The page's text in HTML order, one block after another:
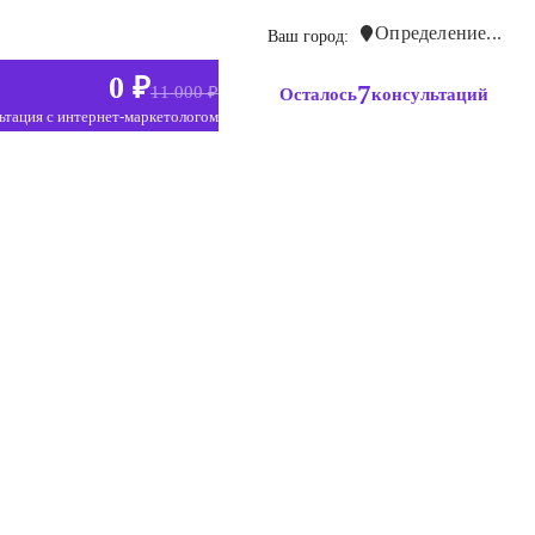
Ваш город: Определение...
0 ₽11 000 ₽
с интернет-маркетологом
Осталось7консультаций